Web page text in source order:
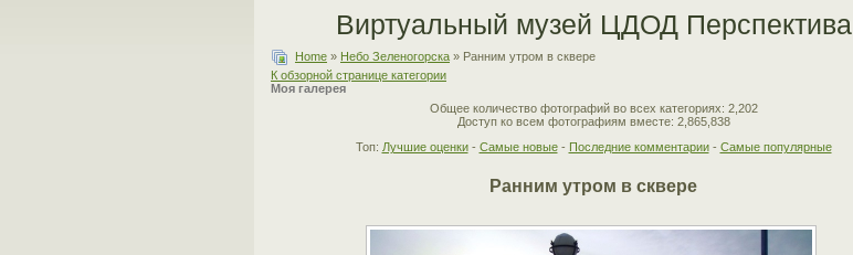
Виртуальный музей ЦДОД Перспектива
Home » Небо Зеленогорска » Ранним утром в сквере
К обзорной странице категории
Моя галерея
Общее количество фотографий во всех категориях: 2,202
Доступ ко всем фотографиям вместе: 2,865,838
Топ: Лучшие оценки- Самые новые- Последние комментарии- Самые популярные
Ранним утром в сквере